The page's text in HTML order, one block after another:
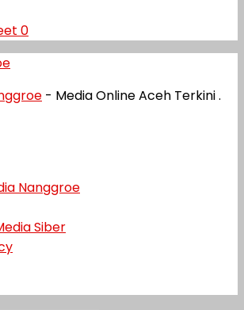
0
- Media Online Aceh Terkini .
Nanggroe
Siber